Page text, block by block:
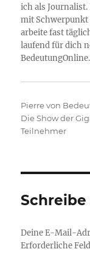
ich als
mit Schwerpunkt
arbeite fast
laufend für dich
Autor
Pierre von
Die Show der
Teilnehmer
Deine E-Mail-
Erforderliche